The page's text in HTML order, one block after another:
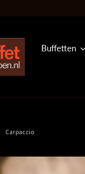
Buffetten
Carpaccio